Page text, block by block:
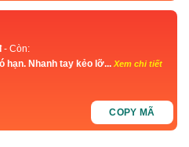
- Còn:
hạn. Nhanh tay kẻo lỡ...Xem chi tiết
COPY MÃ